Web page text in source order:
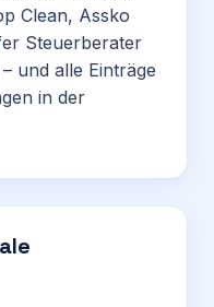
Clean, Assko
Steuerberater
– und alle Einträge
in der